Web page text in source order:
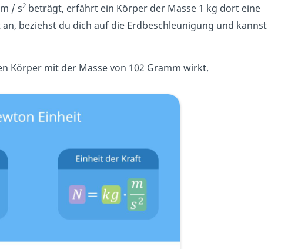
/ s2 beträgt, erfährt ein Körper der Masse 1 kg dort eine
beziehst du dich auf die Erdbeschleunigung und kannst
Körper mit der Masse von 102 Gramm wirkt.